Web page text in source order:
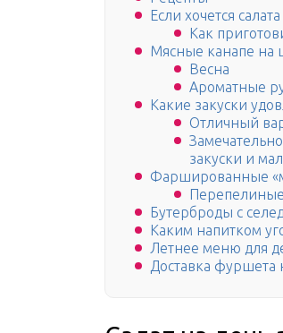
Если хочется салата
Как
Мясные канапе на
Весна
Ароматные
Какие закуски
Отличный
закуски и
Фаршированные
Бутерброды с
Каким напитком
Летнее меню для
Доставка фуршета